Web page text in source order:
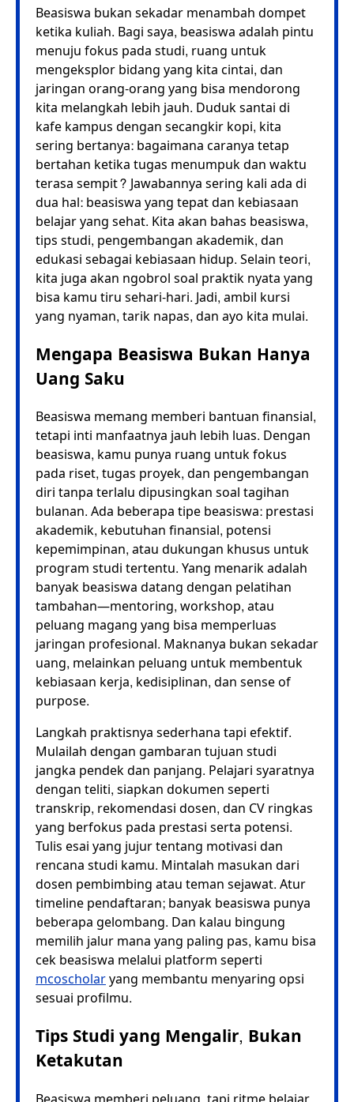
Beasiswa bukan sekadar menambah dompet
ketika kuliah. Bagi saya, beasiswa adalah pintu
menuju fokus pada studi, ruang untuk
mengeksplor bidang yang kita cintai, dan
jaringan orang-orang yang bisa mendorong
kita melangkah lebih jauh. Duduk santai di
kafe kampus dengan secangkir kopi, kita
sering bertanya: bagaimana caranya tetap
bertahan ketika tugas menumpuk dan waktu
terasa sempit? Jawabannya sering kali ada di
dua hal: beasiswa yang tepat dan kebiasaan
belajar yang sehat. Kita akan bahas beasiswa,
tips studi, pengembangan akademik, dan
edukasi sebagai kebiasaan hidup. Selain teori,
kita juga akan ngobrol soal praktik nyata yang
bisa kamu tiru sehari-hari. Jadi, ambil kursi
yang nyaman, tarik napas, dan ayo kita mulai.
Mengapa Beasiswa Bukan Hanya
Uang Saku
Beasiswa memang memberi bantuan finansial,
tetapi inti manfaatnya jauh lebih luas. Dengan
beasiswa, kamu punya ruang untuk fokus
pada riset, tugas proyek, dan pengembangan
diri tanpa terlalu dipusingkan soal tagihan
bulanan. Ada beberapa tipe beasiswa: prestasi
akademik, kebutuhan finansial, potensi
kepemimpinan, atau dukungan khusus untuk
program studi tertentu. Yang menarik adalah
banyak beasiswa datang dengan pelatihan
tambahan—mentoring, workshop, atau
peluang magang yang bisa memperluas
jaringan profesional. Maknanya bukan sekadar
uang, melainkan peluang untuk membentuk
kebiasaan kerja, kedisiplinan, dan sense of
purpose.
Langkah praktisnya sederhana tapi efektif.
Mulailah dengan gambaran tujuan studi
jangka pendek dan panjang. Pelajari syaratnya
dengan teliti, siapkan dokumen seperti
transkrip, rekomendasi dosen, dan CV ringkas
yang berfokus pada prestasi serta potensi.
Tulis esai yang jujur tentang motivasi dan
rencana studi kamu. Mintalah masukan dari
dosen pembimbing atau teman sejawat. Atur
timeline pendaftaran; banyak beasiswa punya
beberapa gelombang. Dan kalau bingung
memilih jalur mana yang paling pas, kamu bisa
cek beasiswa melalui platform seperti
mcoscholaryang membantu menyaring opsi
sesuai profilmu.
Tips Studi yang Mengalir, Bukan
Ketakutan